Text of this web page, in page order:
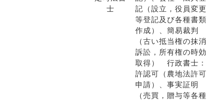
士
記（設立，役員変更
等登記及び各種書類
作成）、簡易裁判
（古い抵当権の抹消
訴訟，所有権の時効
取得） 行政書士：
許認可（農地法許可
申請）、事実証明
（売買，贈与等各種